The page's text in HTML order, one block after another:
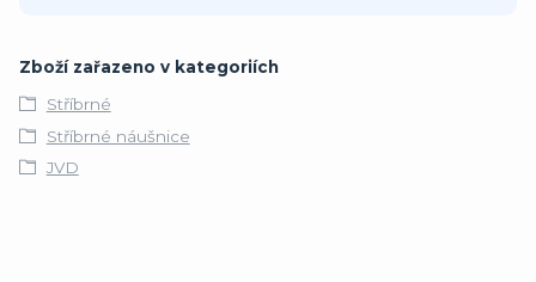
Zboží zařazeno v kategoriích
Stříbrné
Stříbrné náušnice
JVD